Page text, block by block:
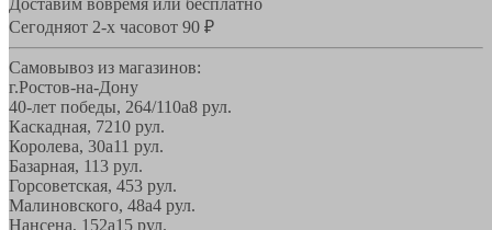
Сегодняот 2-х часовот 90 ₽
Самовывоз из магазинов:
г.Ростов-на-Дону
40-лет победы, 264/110а8 рул.
Каскадная, 7210 рул.
Королева, 30а11 рул.
Базарная, 113 рул.
Горсоветская, 453 рул.
Малиновского, 48а4 рул.
Нансена, 152а15 рул.